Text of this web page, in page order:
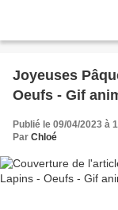
Joyeuses
Oeufs - Gif
Publié le 09/04/2023 à
Par Chloé